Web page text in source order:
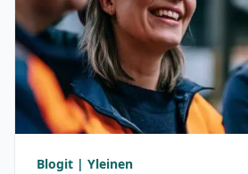
Blogit | Yleinen